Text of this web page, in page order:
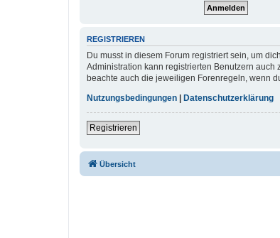
REGISTRIEREN
Du musst in diesem Forum registriert sein, um
Administration kann registrierten Benutzern
beachte auch die jeweiligen Forenregeln, wenn
Nutzungsbedingungen
Datenschutzerklärung
Registrieren
Übersicht